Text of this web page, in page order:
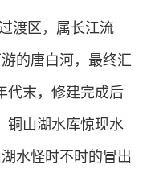
渡区，属长江流
的唐白河，最终汇
代末，修建完成后
铜山湖水库惊现水
水怪时不时的冒出